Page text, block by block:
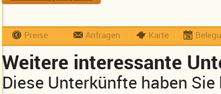
Preise Anfragen Karte
Weitere interessante
Diese Unterkünfte haben